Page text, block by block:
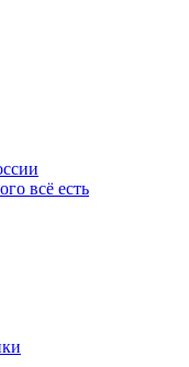
всё есть